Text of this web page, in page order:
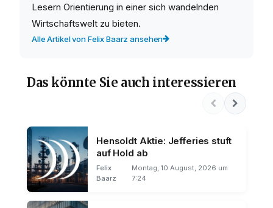
Lesern Orientierung in einer sich wandelnden
Wirtschaftswelt zu bieten.
Alle Artikel von Felix Baarz ansehen
Das könnte Sie auch interessieren
Hensoldt Aktie: Jefferies stuft
auf Hold ab
Felix
Baarz
Montag, 10 August, 2026 um
7:24